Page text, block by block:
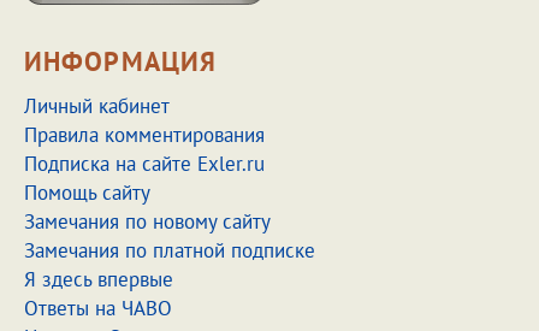
ИНФОРМАЦИЯ
Личный кабинет
Правила комментирования
Подписка на сайте Exler.ru
Помощь сайту
Замечания по новому сайту
Замечания по платной подписке
Я здесь впервые
Ответы на ЧАВО